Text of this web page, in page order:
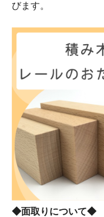
びます。
◆面取りについて◆